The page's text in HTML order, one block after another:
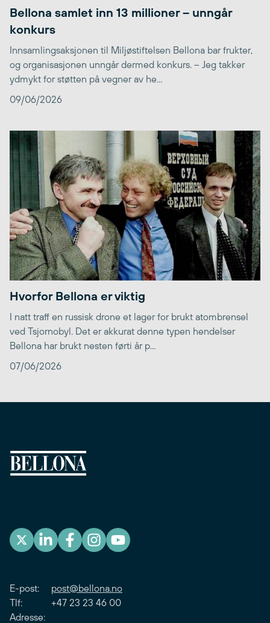
Bellona samlet inn 13 millioner – unngår
konkurs
Innsamlingsaksjonen til Miljøstiftelsen Bellona bar frukter,
og organisasjonen unngår dermed konkurs. – Jeg takker
ydmykt for støtten på vegner av he...
09/06/2026
Hvorfor Bellona er viktig
I natt traff en russisk drone et lager for brukt atombrensel
ved Tsjornobyl. Det er akkurat denne typen hendelser
Bellona har brukt nesten førti år p...
07/06/2026
E-post: post@bellona.no
Tlf: +47 23 23 46 00
Adresse: